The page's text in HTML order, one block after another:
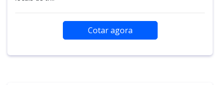
Cotar agora